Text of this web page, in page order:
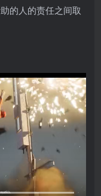
的人的责任之间取